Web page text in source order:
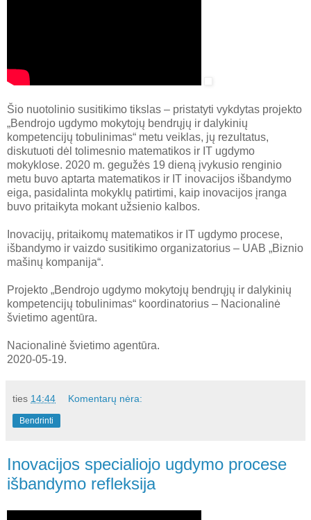
Šio nuotolinio susitikimo tikslas – pristatyti vykdytas projekto
„Bendrojo ugdymo mokytojų bendrųjų ir dalykinių
kompetencijų tobulinimas“ metu veiklas, jų rezultatus,
diskutuoti dėl tolimesnio matematikos ir IT ugdymo
mokyklose. 2020 m. gegužės 19 dieną įvykusio renginio
metu buvo aptarta matematikos ir IT inovacijos išbandymo
eiga, pasidalinta mokyklų patirtimi, kaip inovacijos įranga
buvo pritaikyta mokant užsienio kalbos.
Inovacijų, pritaikomų matematikos ir IT ugdymo procese,
išbandymo ir vaizdo susitikimo organizatorius – UAB „Biznio
mašinų kompanija“.
Projekto „Bendrojo ugdymo mokytojų bendrųjų ir dalykinių
kompetencijų tobulinimas“ koordinatorius – Nacionalinė
švietimo agentūra.
Nacionalinė švietimo agentūra.
2020-05-19.
ties 14:44 Komentarų nėra:
Bendrinti
Inovacijos specialiojo ugdymo procese
išbandymo refleksija